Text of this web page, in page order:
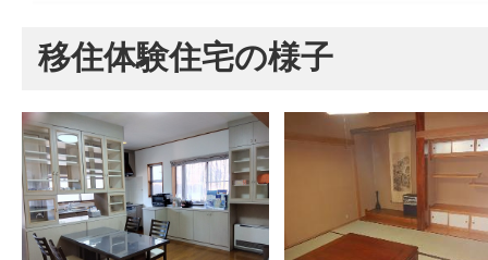
移住体験住宅の様子